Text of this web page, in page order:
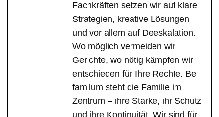
Fachkräften setzen wir auf klare
Strategien, kreative Lösungen
und vor allem auf Deeskalation.
Wo möglich vermeiden wir
Gerichte, wo nötig kämpfen wir
entschieden für Ihre Rechte. Bei
familum steht die Familie im
Zentrum – ihre Stärke, ihr Schutz
und ihre Kontinuität. Wir sind für